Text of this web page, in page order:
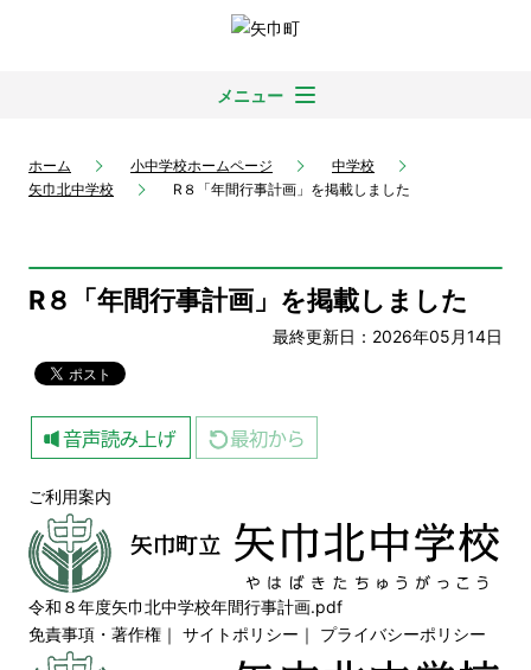
メニュー
ホーム 小中学校ホームページ
中学校
矢巾北中学校
R８「年間行事計画」を掲載しました
R８「年間行事計画」を掲載しました
最終更新日：2026年05月14日
ご利用案内
令和８年度矢巾北中学校年間行事計画.pdf
免責事項・著作権 ｜ サイトポリシー ｜ プライバシーポリシー